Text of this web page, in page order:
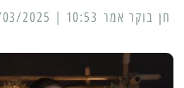
10:53 | 24/03/2025